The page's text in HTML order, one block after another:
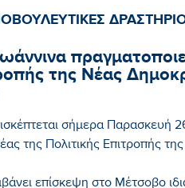
της Νέας
σήμερα Παρασκευή
της Πολιτικής Επιτροπής
επίσκεψη στο Μέτσοβο